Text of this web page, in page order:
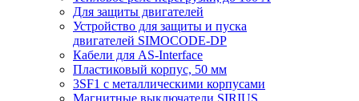
Для защиты двигателей
Устройство для защиты и пуска
двигателей SIMOCODE-DP
Кабели для AS-Interface
Пластиковый корпус, 50 мм
3SF1 с металлическими корпусами
Магнитные выключатели SIRIUS